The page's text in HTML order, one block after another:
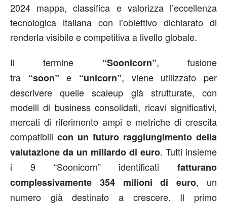
2024 mappa, classifica e valorizza l’eccellenza
tecnologica italiana con l’obiettivo dichiarato di
renderla visibile e competitiva a livello globale.
Il termine “Soonicorn”, fusione
tra “soon” e “unicorn”, viene utilizzato per
descrivere quelle scaleup già strutturate, con
modelli di business consolidati, ricavi significativi,
mercati di riferimento ampi e metriche di crescita
compatibili con un futuro raggiungimento della
valutazione da un miliardo di euro. Tutti insieme
i 9 “Soonicorn” identificati fatturano
complessivamente 354 milioni di euro, un
numero già destinato a crescere. Il primo